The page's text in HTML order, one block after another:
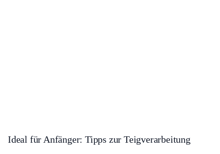
Ideal für Anfänger: Tipps zur Teigverarbeitung